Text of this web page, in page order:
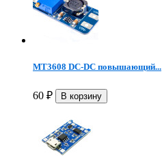
MT3608 DC-DC повышающий...
60 ₽